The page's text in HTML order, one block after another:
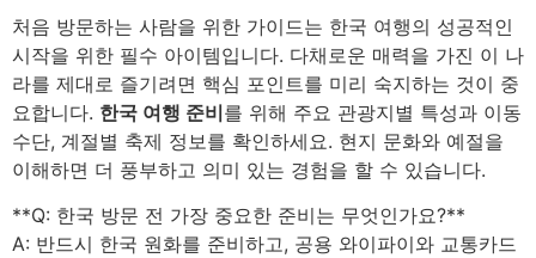
처음 방문하는 사람을 위한 가이드는 한국 여행의 성공적인
시작을 위한 필수 아이템입니다. 다채로운 매력을 가진 이 나
라를 제대로 즐기려면 핵심 포인트를 미리 숙지하는 것이 중
요합니다. 한국 여행 준비를 위해 주요 관광지별 특성과 이동
수단, 계절별 축제 정보를 확인하세요. 현지 문화와 예절을
이해하면 더 풍부하고 의미 있는 경험을 할 수 있습니다.
**Q: 한국 방문 전 가장 중요한 준비는 무엇인가요?**
A: 반드시 한국 원화를 준비하고, 공용 와이파이와 교통카드